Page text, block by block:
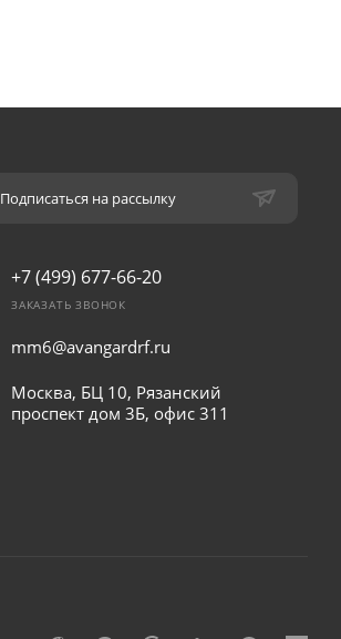
Подписаться на рассылку
+7 (499) 677-66-20
ЗАКАЗАТЬ ЗВОНОК
mm6@avangardrf.ru
Москва, БЦ 10, Рязанский
проспект дом 3Б, офис 311